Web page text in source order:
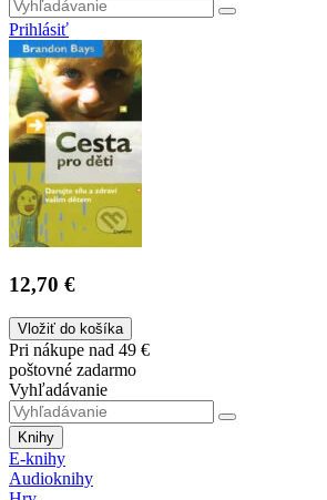
Prihlásiť
12,70 €
Vložiť do košíka
Pri nákupe nad 49 €
poštovné zadarmo
Vyhľadávanie
Knihy
E-knihy
Audioknihy